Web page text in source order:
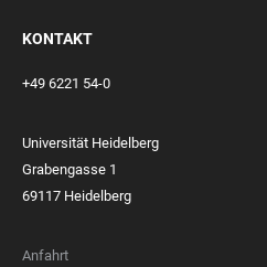
KONTAKT
+49 6221 54-0
Universität Heidelberg
Grabengasse 1
69117 Heidelberg
Anfahrt